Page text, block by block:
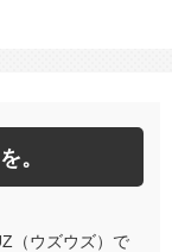
。
（ウズウズ）で